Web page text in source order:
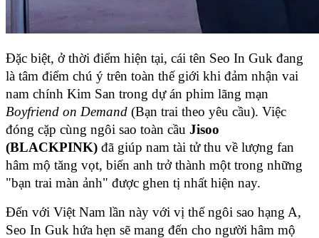
Đặc biệt, ở thời điểm hiện tại, cái tên Seo In Guk đang
là tâm điểm chú ý trên toàn thế giới khi đảm nhận vai
Boyfriend on Demand (Bạn trai theo yêu cầu). Việc
đóng cặp cùng ngôi sao toàn cầu Jisoo
(BLACKPINK) đã giúp nam tài tử thu về lượng fan
hâm mộ tăng vọt, biến anh trở thành một trong những
"bạn trai màn ảnh" được ghen tị nhất hiện nay.
Đến với Việt Nam lần này với vị thế ngôi sao hạng A,
Seo In Guk hứa hẹn sẽ mang đến cho người hâm mộ